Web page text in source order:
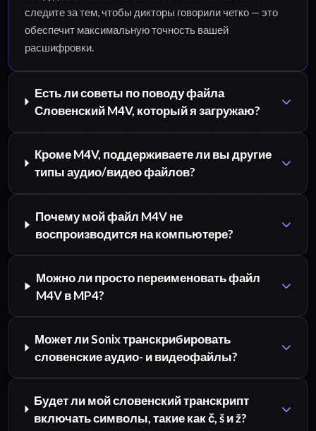
следите за тем, чтобы дикторы говорили четко — это
обеспечит максимальную точность вашей
расшифровки.
Есть ли советы по поводу файла
Словенский M4V, который я загружаю?
Кроме M4V, поддерживаете ли вы другие
типы аудио/видео файлов?
Почему мой файл M4V не
воспроизводится на компьютере?
Можно ли просто переименовать файл
M4V в MP4?
Может ли Sonix транскрибировать
словенские аудио- и видеофайлы?
Будет ли мой словенский транскрипт
включать символы, такие как č, š и ž?